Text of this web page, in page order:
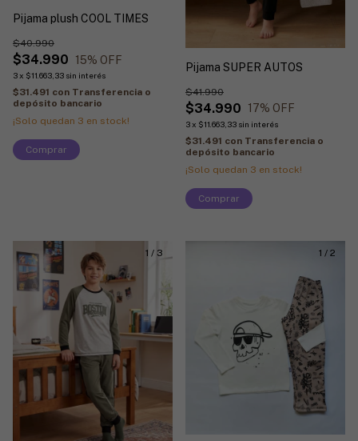
Pijama plush COOL TIMES
$34.990
$40.990
15% OFF
3x $11.663,33 sin interés
$31.491 con Transferencia o
depósito bancario
¡Solo quedan 3 en stock!
Comprar
Pijama SUPER AUTOS
$34.990
$41.990
17% OFF
3 x $11.663,33 sin interés
$31.491 con Transferencia o
depósito bancario
¡Solo quedan 3 en stock!
Comprar
1 / 3 1 / 2